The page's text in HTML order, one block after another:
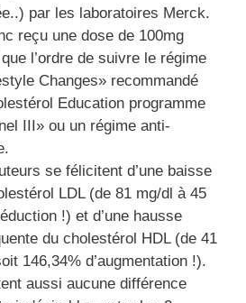
par les laboratoires Merck.
reçu une dose de 100mg
l’ordre de suivre le régime
Changes» recommandé
Education programme
III» ou un régime anti-
se félicitent d’une baisse
LDL (de 81 mg/dl à 45
!) et d’une hausse
du cholestérol HDL (de 41
146,34% d’augmentation !).
aussi aucune différence